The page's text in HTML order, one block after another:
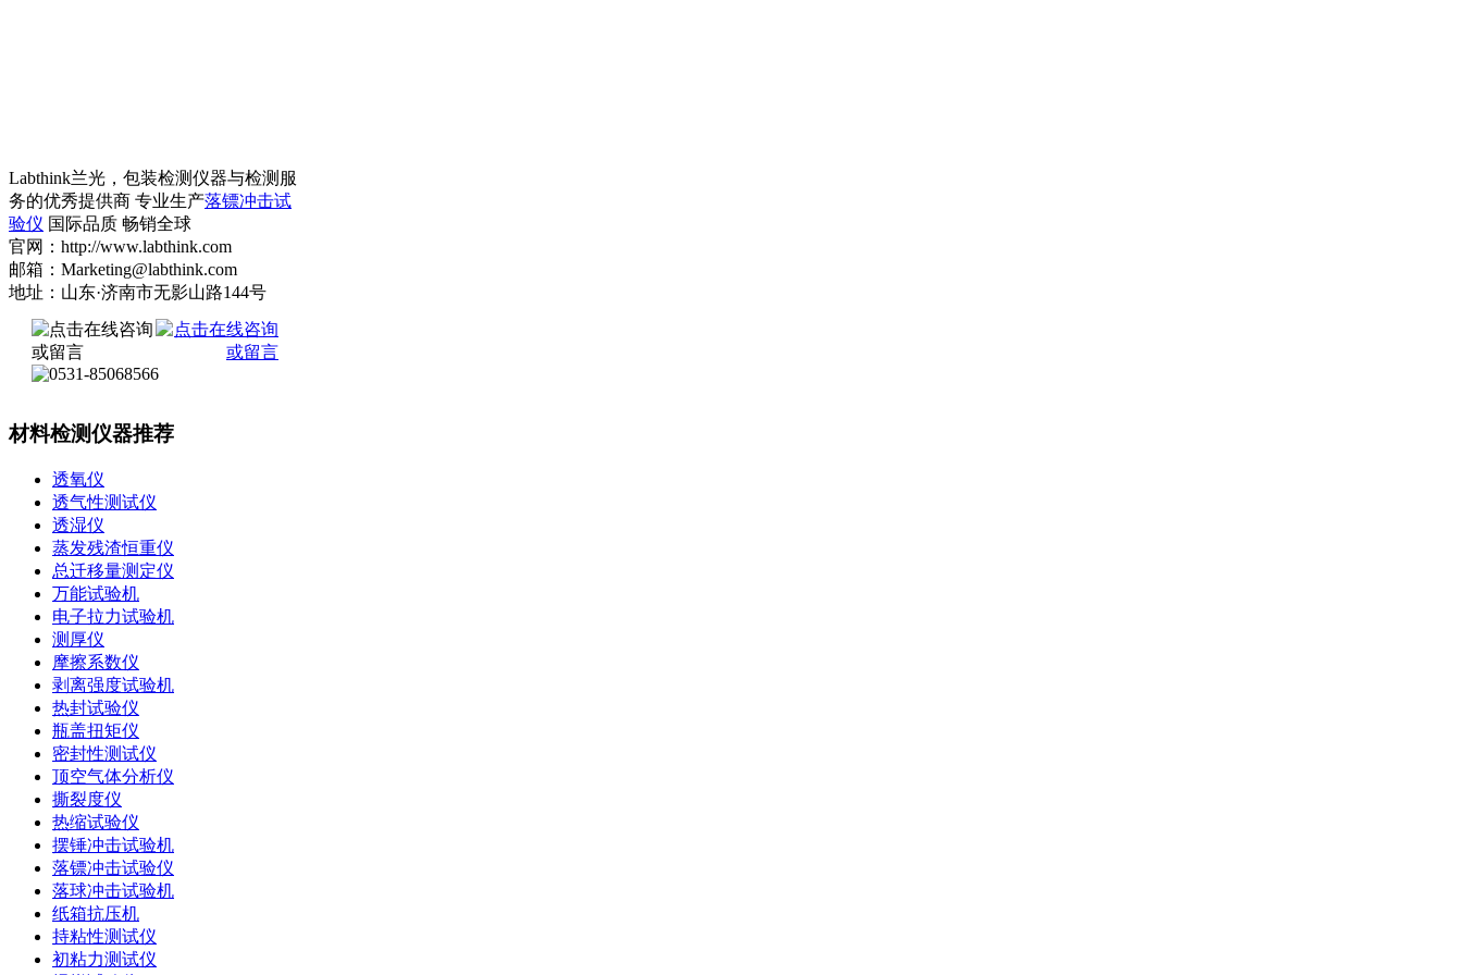
Labthink兰光，包装检测仪器与检测服
务的优秀提供商 专业生产落镖冲击试
验仪 国际品质 畅销全球
官网：http://www.labthink.com
邮箱：Marketing@labthink.com
地址：山东·济南市无影山路144号
材料检测仪器推荐
透氧仪
透气性测试仪
透湿仪
蒸发残渣恒重仪
总迁移量测定仪
万能试验机
电子拉力试验机
测厚仪
摩擦系数仪
剥离强度试验机
热封试验仪
瓶盖扭矩仪
密封性测试仪
顶空气体分析仪
撕裂度仪
热缩试验仪
摆锤冲击试验机
落镖冲击试验仪
落球冲击试验机
纸箱抗压机
持粘性测试仪
初粘力测试仪